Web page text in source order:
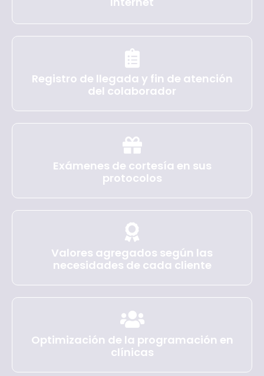
Registro de llegada y fin de atención
del colaborador
Exámenes de cortesía en sus
protocolos
Valores agregados según las
necesidades de cada cliente
Optimización de la programación en
clínicas